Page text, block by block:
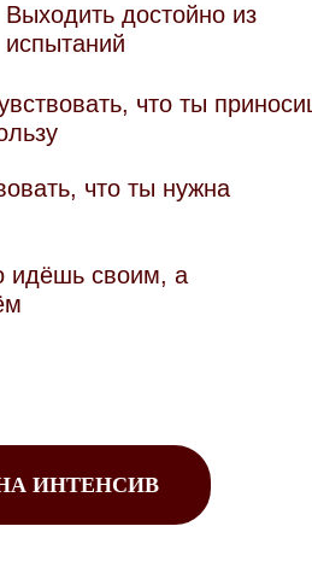
Выходить достойно из
испытаний
что ты
что ты нужна
идёшь своим, а
ИНТЕНСИВ